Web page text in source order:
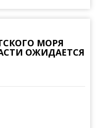
МОРЯ
ОЖИДАЕТСЯ